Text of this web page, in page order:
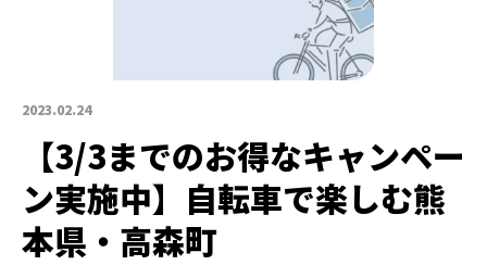
2023.02.24
【3/3までのお得なキャンペー
ン実施中】自転車で楽しむ熊
本県・高森町